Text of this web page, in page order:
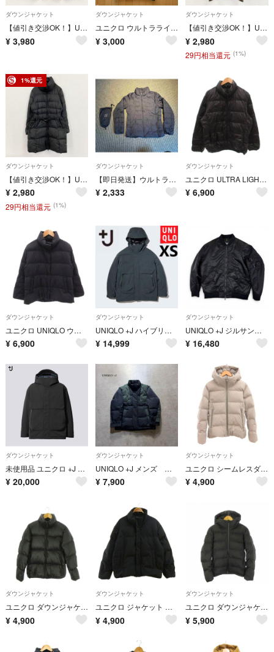
ダウンジャケット
【値引き交渉OK！】UNIQLO ユニクロ ハイブリッドダウンパーカ ダウン90% 比翼仕立て 黒 ブラック Lサイズ 古着
¥ 3,980
ダウンジャケット
ユニクロ ウルトラライトダウン
¥ 3,000
ダウンジャケット
【値引き交渉OK！】UNIQLO ユニクロ ダウンコレクション ダウンコート ダウン80% ファー付き 茶色 ブラウン XLサイズ 古着
¥ 2,980
29円相当還元 (1%)
1%還元
ダウンジャケット
【値引き交渉OK！】UNIQLO ユニクロ ハイブリッドダウンジャケット ダウン80% 黒 ブラック Mサイズ 古着
¥ 2,980
29円相当還元 (1%)
ダウンジャケット
【即日発送】ウルトラライトダウン ネイビー M
¥ 2,333
ダウンジャケット
ユニクロ ULTRA LIGHT DOWN ダウンジャケット X-LARGE 黒
¥ 6,900
ダウンジャケット
ユニクロ UNIQLO ウルトラライトダウンコクーンジャケット M 紺 ネイビー
¥ 6,900
ダウンジャケット
UNIQLO +J ハイブリッドダウンオーバーサイズパーカ ユニクロ XS
¥ 14,999
ダウンジャケット
UNIQLO +J ジルサンダー ハイブリッドダウンオーバーサイズ 黒 XL
¥ 16,480
ダウンジャケット
未使用品 ユニクロ +J ハイブリッドダウン オーバーサイズパーカ XS 黒 UNIQLO +J ジャケット ブルゾン
¥ 20,000
ダウンジャケット
UNIQLO +J メンズ ダウンジャケット 肉厚 廃盤品 Sサイズ
¥ 7,900
ダウンジャケット
ユニクロ シームレスダウンパーカー ジャケット 3Dカット M グレー
¥ 4,900
ダウンジャケット
ユニクロ ダウンジャケット M 黒 スタンドカラー 長袖 /AO1
¥ 4,900
ダウンジャケット
ユニクロ ジャケット ダウンジャケット 上着 L 黒 ブラック 無地 ハイネック
¥ 4,900
ダウンジャケット
ユニクロ ダウンジャケット 上着 M 黒 フード付き 長袖 311-400511
¥ 5,900